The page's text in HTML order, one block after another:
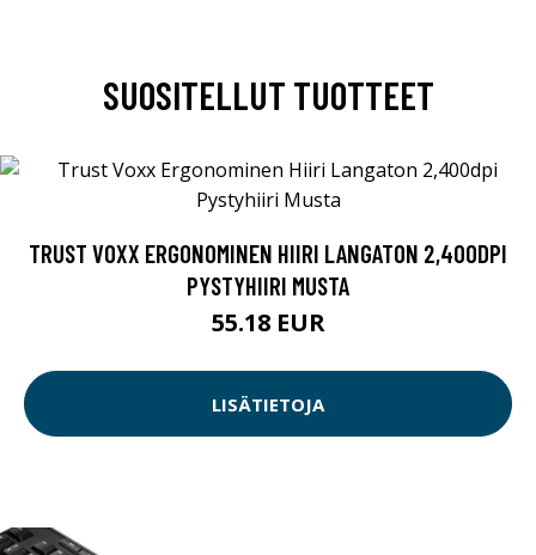
SUOSITELLUT TUOTTEET
TRUST VOXX ERGONOMINEN HIIRI LANGATON 2,400DPI
PYSTYHIIRI MUSTA
55.18 EUR
LISÄTIETOJA